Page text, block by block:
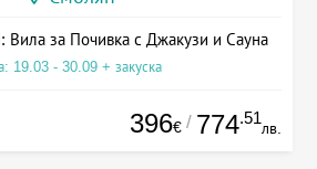
за Почивка с Джакузи и Сауна
19.03 - 30.09 + закуска
396€ / 774.51
лв.